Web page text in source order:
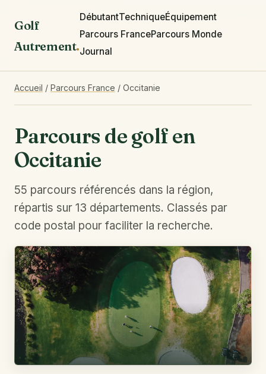
Golf
Autrement.
DébutantTechniqueÉquipement
Parcours FranceParcours Monde
Journal
Accueil / Parcours France / Occitanie
Parcours de golf en
Occitanie
55 parcours référencés dans la région,
répartis sur 13 départements. Classés par
code postal pour faciliter la recherche.